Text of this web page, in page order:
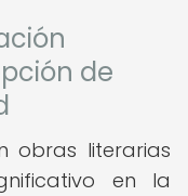
de
obras literarias
en la